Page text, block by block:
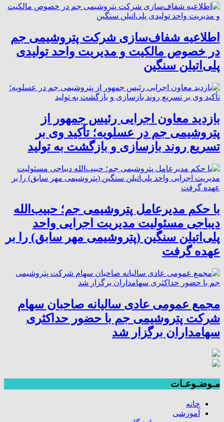
اطلاعیه شفاف‌سازی شرکت پتروشیمی جم
در خصوص مالکیت و مدیریت واحد تولیدی
پلی‌اتیلن سنگین
بازدید معاون اجرایی رئیس جمهور از
پتروشیمی جم در عسلویه؛ تأکید وی بر
تسریع روند بازسازی و بازگشت به تولید
با حکم مدیرعامل پتروشیمی جم؛ حبیب‌الله
دیباجی مسئولیت مدیریت اجرایی واحد
پلی‌اتیلن سنگین (پتروشیمی مهر سابق) را بر
عهده گرفت
مجمع عمومی عادی سالیانه صاحبان سهام
شرکت پتروشیمی جم با حضور حداکثری
سهامداران برگزار شد
مـوضـوعـات
خانه
آموزشی